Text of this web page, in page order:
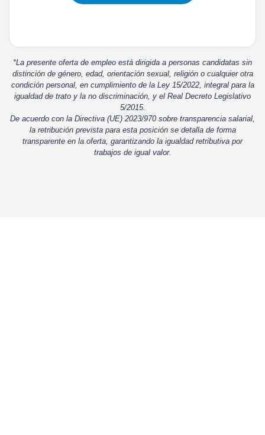
*La presente oferta de empleo está dirigida a personas candidatas sin
distinción de género, edad, orientación sexual, religión o cualquier otra
condición personal, en cumplimiento de la Ley 15/2022, integral para la
igualdad de trato y la no discriminación, y el Real Decreto Legislativo
5/2015.
De acuerdo con la Directiva (UE) 2023/970 sobre transparencia salarial,
la retribución prevista para esta posición se detalla de forma
transparente en la oferta, garantizando la igualdad retributiva por
trabajos de igual valor.